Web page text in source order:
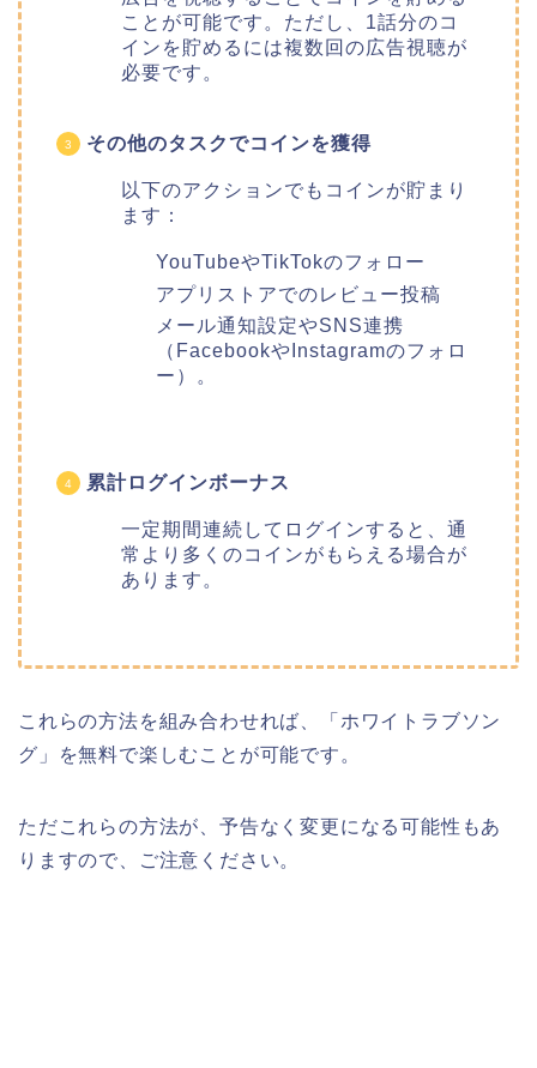
ことが可能です。ただし、1話分のコ
インを貯めるには複数回の広告視聴が
必要です。
その他のタスクでコインを獲得
以下のアクションでもコインが貯まり
ます：
YouTubeやTikTokのフォロー
アプリストアでのレビュー投稿
メール通知設定やSNS連携
（FacebookやInstagramのフォロ
ー）。
累計ログインボーナス
一定期間連続してログインすると、通
常より多くのコインがもらえる場合が
あります。
これらの方法を組み合わせれば、「ホワイトラブソン
グ」を無料で楽しむことが可能です。
ただこれらの方法が、予告なく変更になる可能性もあ
りますので、ご注意ください。